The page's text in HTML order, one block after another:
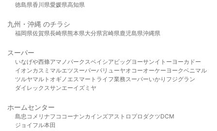
徳島県香川県愛媛県高知県
九州・沖縄 のチラシ
福岡県佐賀県長崎県熊本県大分県宮崎県鹿児島県沖縄県
スーパー
いなげや西條アマノパークスベイシア ビッグヨーサンイトーヨーカドー
イオンカスミ マルエツスーパーバリューヤオコーオーケー ヨークベニマル
ツルヤマルト オギノ エスマート ライフ業務スーパーいかり フジグラン
ダイレックスサンエーイズミヤ
ホームセンター
島忠 コメリ ナフコ コーナンカインズアストロプロダクツDCM
ジョイフル本田